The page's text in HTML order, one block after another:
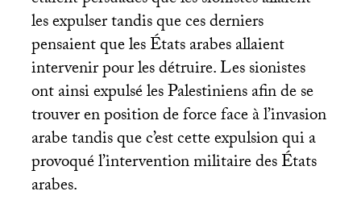
les expulser tandis que ces derniers
pensaient que les États arabes allaient
intervenir pour les détruire. Les sionistes
ont ainsi expulsé les Palestiniens afin de se
trouver en position de force face à l’invasion
arabe tandis que c’est cette expulsion qui a
provoqué l’intervention militaire des États
arabes.